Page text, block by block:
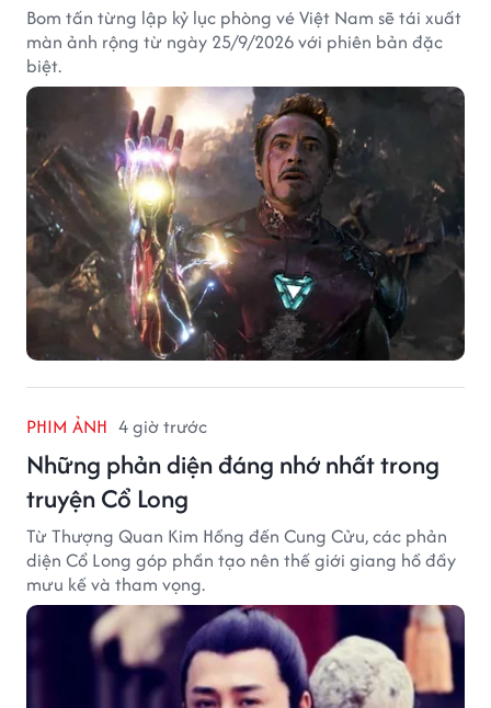
Bom tấn từng lập kỷ lục phòng vé Việt Nam sẽ tái xuất
màn ảnh rộng từ ngày 25/9/2026 với phiên bản đặc
biệt.
PHIM ẢNH 4 giờ trước
Những phản diện đáng nhớ nhất trong
truyện Cổ Long
Từ Thượng Quan Kim Hồng đến Cung Cửu, các phản
diện Cổ Long góp phần tạo nên thế giới giang hồ đầy
mưu kế và tham vọng.